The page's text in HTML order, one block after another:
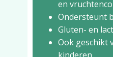
en
Ondersteunt
Gluten- en
Ook geschikt